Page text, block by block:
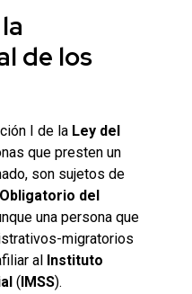
de los
I de la Ley del
que presten un
son sujetos de
del
una persona que
migratorios
al Instituto
(IMSS).